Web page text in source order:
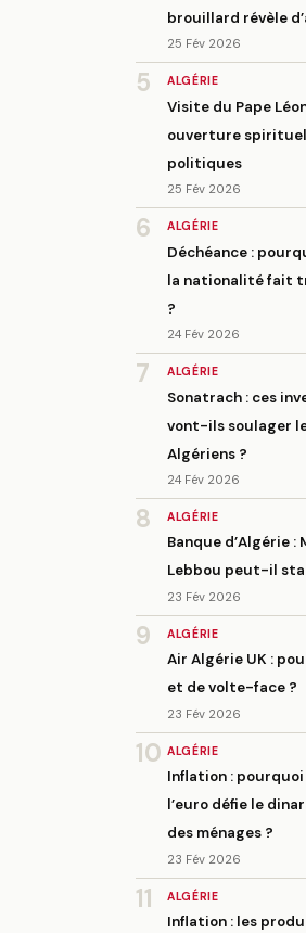
brouillard révèle
25 Fév 2026
5 ALGÉRIE
Visite du Pape
ouverture
politiques
25 Fév 2026
6 ALGÉRIE
Déchéance :
la nationalité fait
?
24 Fév 2026
7 ALGÉRIE
Sonatrach : ces
vont-ils soulager
Algériens ?
24 Fév 2026
8 ALGÉRIE
Banque d’Algérie :
Lebbou peut-il
23 Fév 2026
9 ALGÉRIE
Air Algérie UK :
et de volte-face ?
23 Fév 2026
10 ALGÉRIE
Inflation :
l’euro défie le
des ménages ?
23 Fév 2026
11 ALGÉRIE
Inflation : les